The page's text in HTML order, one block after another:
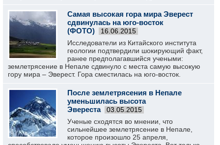
Самая высокая гора мира Эверест
сдвинулась на юго-восток
(ФОТО)
16.06.2015
Исследователи из Китайского института
геологии подтвердили шокирующий факт,
ранее предполагавшийся учеными:
землетрясение в Непале сдвинуло с места самую высокую
гору мира – Эверест. Гора сместилась на юго-восток.
После землетрясения в Непале
уменьшилась высота
Эвереста
03.05.2015
Ученые сходятся во мнении, что
сильнейшее землетрясение в Непале,
которое произошло 25 апреля,